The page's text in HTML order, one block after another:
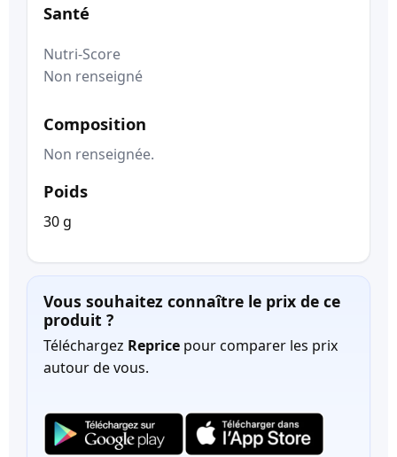
Santé
Nutri-Score
Non renseigné
Composition
Non renseignée.
Poids
30 g
Vous souhaitez connaître le prix de ce
produit ?
Téléchargez Reprice pour comparer les prix
autour de vous.